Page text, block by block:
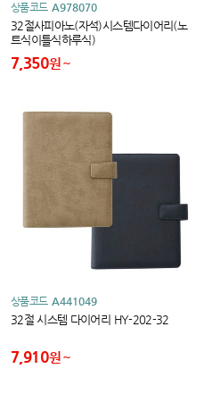
상품코드 A978070
32절사피아노(자석)시스템다이어리(노
트식이틀식하루식)
7,350원
상품코드 A441049
32절 시스템 다이어리 HY-202-32
7,910원